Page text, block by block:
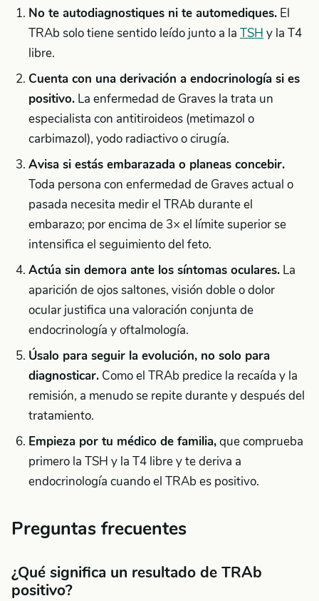
No te autodiagnostiques ni te automediques. El
TRAb solo tiene sentido leído junto a la TSH y la T4
libre.
Cuenta con una derivación a endocrinología si es
positivo. La enfermedad de Graves la trata un
especialista con antitiroideos (metimazol o
carbimazol), yodo radiactivo o cirugía.
Avisa si estás embarazada o planeas concebir.
Toda persona con enfermedad de Graves actual o
pasada necesita medir el TRAb durante el
embarazo; por encima de 3× el límite superior se
intensifica el seguimiento del feto.
Actúa sin demora ante los síntomas oculares. La
aparición de ojos saltones, visión doble o dolor
ocular justifica una valoración conjunta de
endocrinología y oftalmología.
Úsalo para seguir la evolución, no solo para
diagnosticar. Como el TRAb predice la recaída y la
remisión, a menudo se repite durante y después del
tratamiento.
Empieza por tu médico de familia,que comprueba
primero la TSH y la T4 libre y te deriva a
endocrinología cuando el TRAb es positivo.
Preguntas frecuentes
¿Qué significa un resultado de TRAb
positivo?